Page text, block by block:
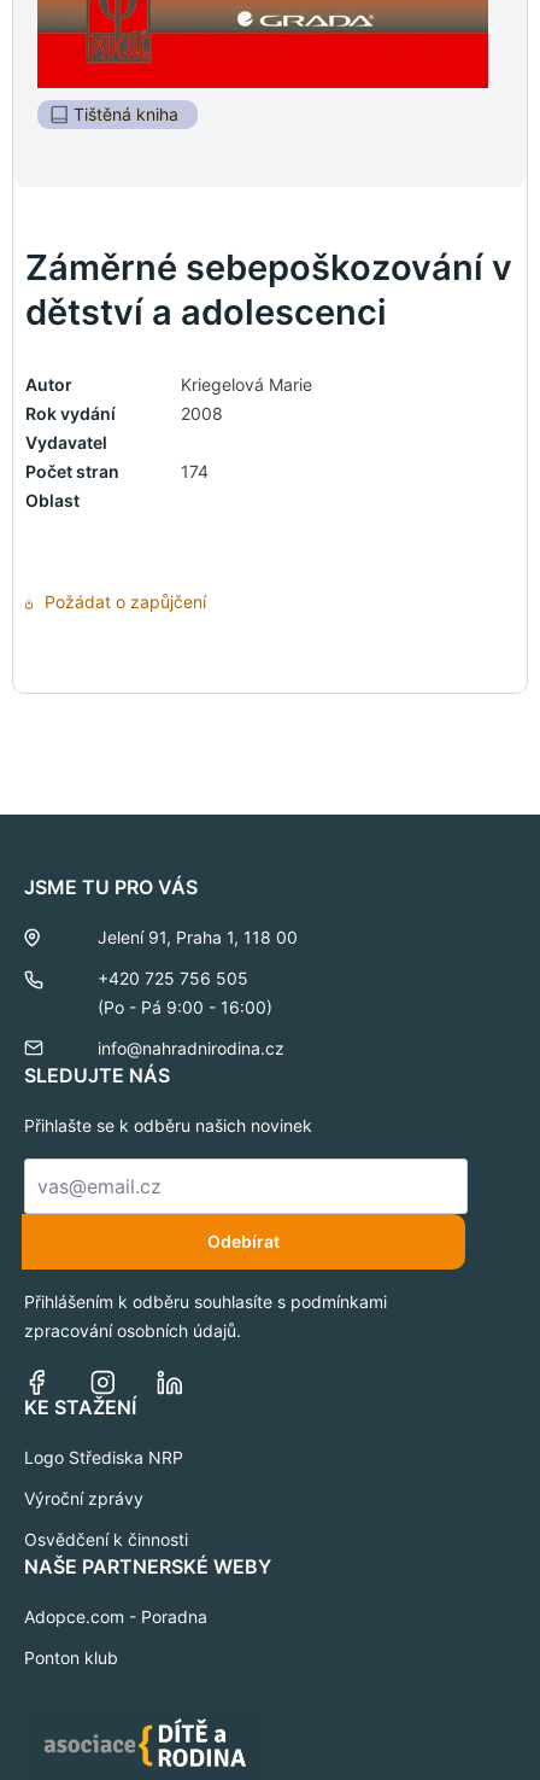
Záměrné sebepoškozování v
dětství a adolescenci
Autor
Kriegelová Marie
Rok vydání
2008
Vydavatel
Počet stran
174
Oblast
Požádat o zapůjčení
Tištěná kniha
JSME TU PRO VÁS
Jelení 91, Praha 1, 118 00
+420 725 756 505
(Po - Pá 9:00 - 16:00)
info@nahradnirodina.cz
SLEDUJTE NÁS
Přihlašte se k odběru našich novinek
E-
mail
Odebírat
Přihlášením k odběru souhlasíte s podmínkami
zpracování osobních údajů.
KE STAŽENÍ
Logo Střediska NRP
Výroční zprávy
Osvědčení k činnosti
NAŠE PARTNERSKÉ WEBY
Adopce.com - Poradna
Ponton klub